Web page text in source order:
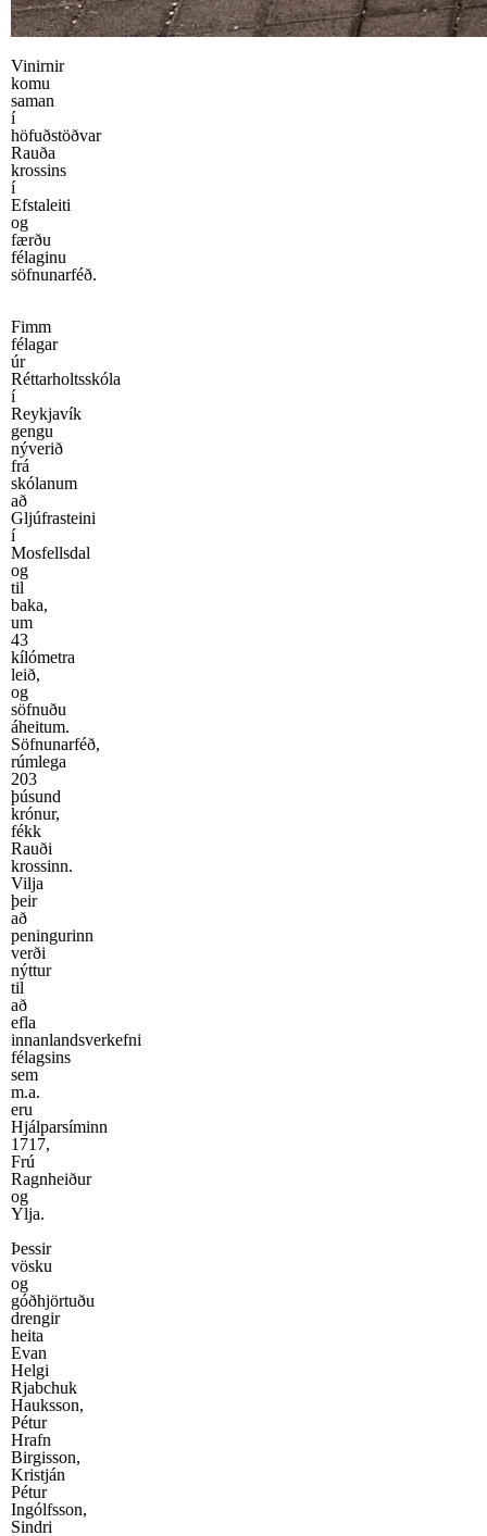
Vinirnir
komu
saman
í
höfuðstöðvar
Rauða
krossins
í
Efstaleiti
og
færðu
félaginu
söfnunarféð.
Fimm
félagar
úr
Réttarholtsskóla
í
Reykjavík
gengu
nýverið
frá
skólanum
að
Gljúfrasteini
í
Mosfellsdal
og
til
baka,
um
43
kílómetra
leið,
og
söfnuðu
áheitum.
Söfnunarféð,
rúmlega
203
þúsund
krónur,
fékk
Rauði
krossinn.
Vilja
þeir
að
peningurinn
verði
nýttur
til
að
efla
innanlandsverkefni
félagsins
sem
m.a.
eru
Hjálparsíminn
1717,
Frú
Ragnheiður
og
Ylja.
Þessir
vösku
og
góðhjörtuðu
drengir
heita
Evan
Helgi
Rjabchuk
Hauksson,
Pétur
Hrafn
Birgisson,
Kristján
Pétur
Ingólfsson,
Sindri